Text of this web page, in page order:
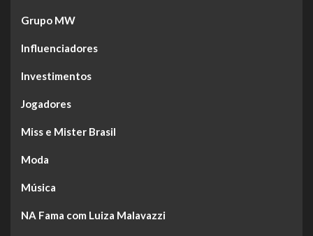
Grupo MW
Influenciadores
Investimentos
Jogadores
Miss e Mister Brasil
Moda
Música
NA Fama com Luiza Malavazzi